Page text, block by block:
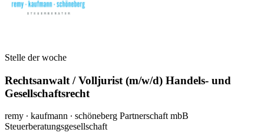
Stelle der woche
Rechtsanwalt / Volljurist (m/w/d) Handels- und
Gesellschaftsrecht
remy ∙ kaufmann ∙ schöneberg Partnerschaft mbB
Steuerberatungsgesellschaft